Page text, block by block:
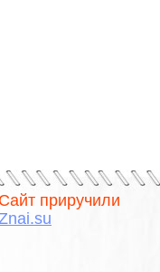
Сайт приручили